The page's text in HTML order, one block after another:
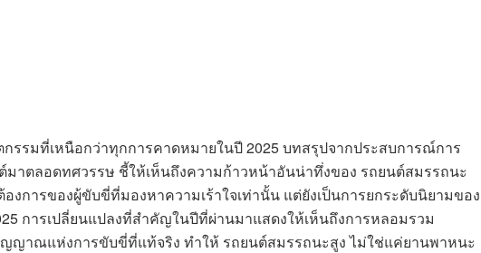
รรมที่เหนือกว่าทุกการคาดหมายในปี 2025 บทสรุปจากประสบการณ์การ
มาตลอดทศวรรษ ชี้ให้เห็นถึงความก้าวหน้าอันน่าทึ่งของ รถยนต์สมรรถนะ
งการของผู้ขับขี่ที่มองหาความเร้าใจเท่านั้น แต่ยังเป็นการยกระดับนิยามของ
การเปลี่ยนแปลงที่สำคัญในปีที่ผ่านมาแสดงให้เห็นถึงการหลอมรวม
ญาณแห่งการขับขี่ที่แท้จริง ทำให้ รถยนต์สมรรถนะสูง ไม่ใช่แค่ยานพาหนะ